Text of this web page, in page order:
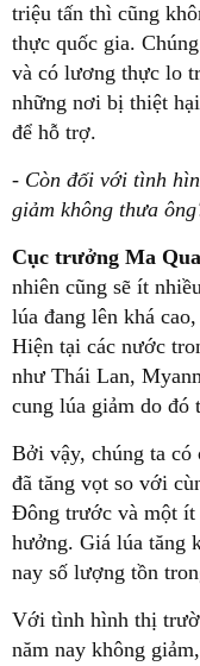
triệu tấn thì cũng
thực quốc gia.
và có lương thực lo
những nơi bị thiệt
để hỗ trợ.
- Còn đối với tình
giảm không thưa
Cục trưởng Ma
nhiên cũng sẽ ít
lúa đang lên khá
Hiện tại các nước
như Thái Lan,
cung lúa giảm do đó
Bởi vậy, chúng ta có
đã tăng vọt so với
Đông trước và một ít
hưởng. Giá lúa tăng
nay số lượng tồn
Với tình hình thị
năm nay không